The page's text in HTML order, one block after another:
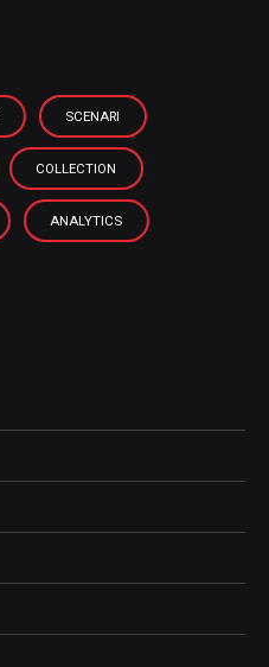
SCENARI
COLLECTION
ANALYTICS